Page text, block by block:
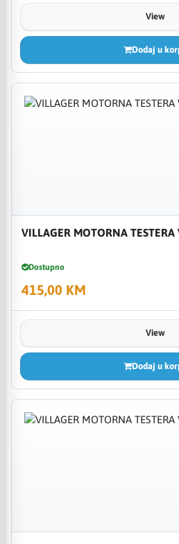
View
Dodaj u
VILLAGER MOTORNA TESTERA
Dostupno
415,00 KM
View
Dodaj u